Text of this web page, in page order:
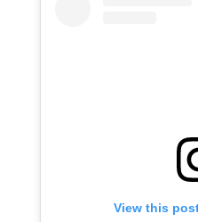
View this